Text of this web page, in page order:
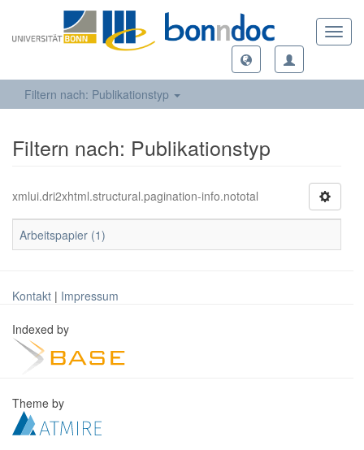
Filtern nach: Publikationstyp
Filtern nach: Publikationstyp
xmlui.dri2xhtml.structural.pagination-info.nototal
Arbeitspapier (1)
Kontakt | Impressum
Indexed by
Theme by